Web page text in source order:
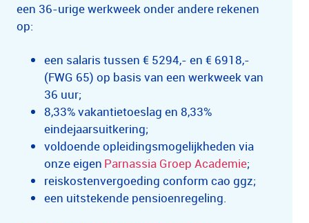
een 36-urige werkweek onder andere rekenen
op:
een salaris tussen € 5294,- en € 6918,-
(FWG 65) op basis van een werkweek van
36 uur;
8,33% vakantietoeslag en 8,33%
eindejaarsuitkering;
voldoende opleidingsmogelijkheden via
onze eigen Parnassia Groep Academie;
reiskostenvergoeding conform cao ggz;
een uitstekende pensioenregeling.